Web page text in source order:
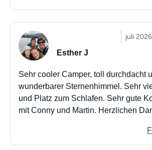
juli 2026
Esther J
Sehr cooler Camper, toll durchdacht
wunderbarer Sternenhimmel. Sehr
und Platz zum Schlafen. Sehr gute
mit Conny und Martin. Herzlichen